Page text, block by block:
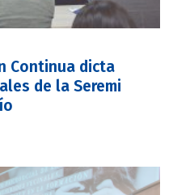
Continua dicta
de la Seremi